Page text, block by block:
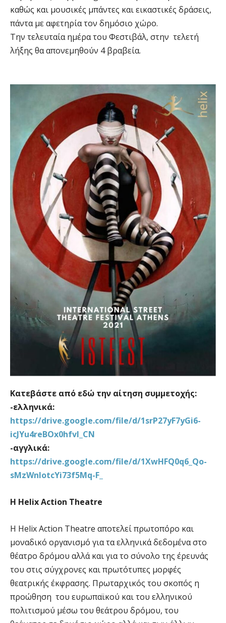
καθώς και μουσικές μπάντες και εικαστικές δράσεις,
πάντα με αφετηρία τον δημόσιο χώρο.
Την τελευταία ημέρα του Φεστιβάλ, στην τελετή
λήξης θα απονεμηθούν 4 βραβεία.
Κατεβάστε από εδώ την αίτηση συμμετοχής:
-ελληνικά:
https://drive.google.com/file/d/1srP27yF7yGi6-
icJYu4reBOx0hfvI_CN
-αγγλικά:
https://drive.google.com/file/d/1XwHFQ0q6_Qo-
sMzWnlotcYi73f5Mq-F_
Η Helix Action Theatre
Η Helix Action Theatre αποτελεί πρωτοπόρο και
μοναδικό οργανισμό για τα ελληνικά δεδομένα στο
θέατρο δρόμου αλλά και για το σύνολο της έρευνάς
του στις σύγχρονες και πρωτότυπες μορφές
θεατρικής έκφρασης. Πρωταρχικός του σκοπός η
προώθηση του ευρωπαϊκού και του ελληνικού
πολιτισμού μέσω του θεάτρου δρόμου, του